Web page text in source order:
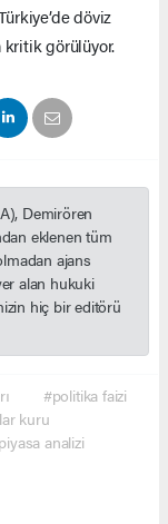
döviz
kritik görülüyor.
Demirören
eklenen tüm
ajans
alan hukuki
hiç bir editörü
#politika faizi
kuru
analizi